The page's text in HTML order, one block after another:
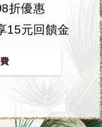
折優惠
15元回饋金